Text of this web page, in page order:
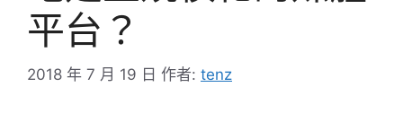
平台？
2018 年 7 月 19 日 作者: tenz